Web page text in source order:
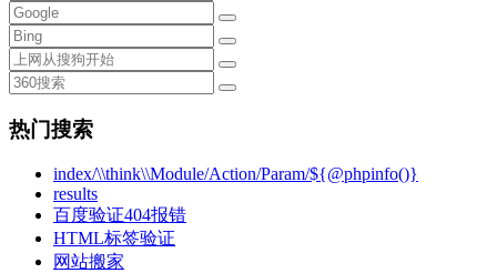
热门搜索
index/\\think\\Module/Action/Param/${@phpinfo()}
results
百度验证404报错
HTML标签验证
网站搬家